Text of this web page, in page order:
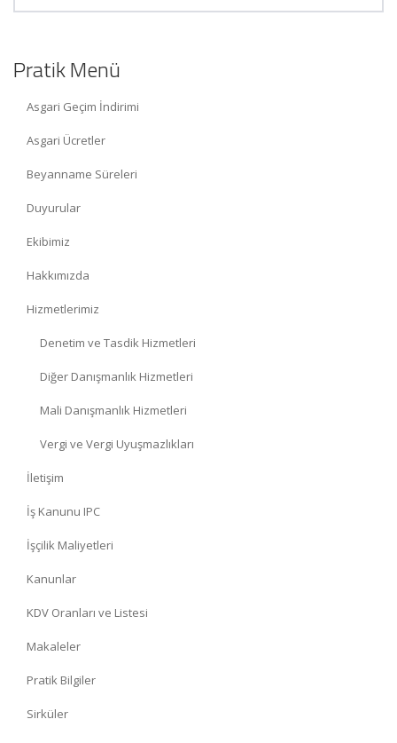
Pratik Menü
Asgari Geçim İndirimi
Asgari Ücretler
Beyanname Süreleri
Duyurular
Ekibimiz
Hakkımızda
Hizmetlerimiz
Denetim ve Tasdik Hizmetleri
Diğer Danışmanlık Hizmetleri
Mali Danışmanlık Hizmetleri
Vergi ve Vergi Uyuşmazlıkları
İletişim
İş Kanunu IPC
İşçilik Maliyetleri
Kanunlar
KDV Oranları ve Listesi
Makaleler
Pratik Bilgiler
Sirküler